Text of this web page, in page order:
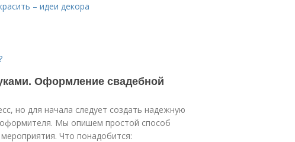
– идеи декора
Оформление свадебной
но для начала следует создать надежную
Мы опишем простой способ
Что понадобится: